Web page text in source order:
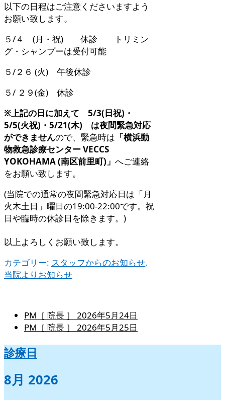
以下の日程はご注意くださいますよう
お願い致します。
５/４ (月・祝) 休診 トリミン
グ・シャンプーは受付可能
５/２６ (火) 午後休診
５/ ２９(金) 休診
※上記の日に加えて 5/3(日祝)・
5/5(火祝)・5/21(木) は夜間緊急対応
ができませんので、緊急時は 「横浜動
物救急診療センター VECCS
YOKOHAMA (南区前里町)」 へご連絡
をお願い致します。
(当院での通常の夜間緊急対応日は「月
火木土日」曜日の19:00-22:00です。祝
日や臨時の休診日を除きます。)
以上よろしくお願い致します。
カテゴリー: スタッフからのお知らせ,
当院よりお知らせ
PM［ 院長 ］ 2026年5月24日
PM［ 院長 ］ 2026年5月25日
診療日
8月 2026